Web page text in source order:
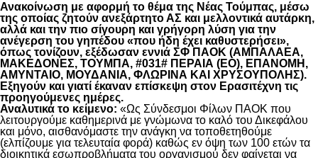
Ανακοίνωση με αφορμή το θέμα της Νέας Τούμπας, μέσω
της οποίας ζητούν ανεξάρτητο ΑΣ και μελλοντικά αυτάρκη,
αλλά και την πιο σίγουρη και γρήγορη λύση για την
ανέγερση του γηπέδου «που ήδη έχει καθυστερήσει»,
όπως τονίζουν, εξέδωσαν εννιά ΣΦ ΠΑΟΚ (ΑΜΠΑΛΑΕΑ,
ΜΑΚΕΔΟΝΕΣ, ΤΟΥΜΠΑ, #031# ΠΕΡΑΙΑ (ΕΟ), ΕΠΑΝΟΜΗ,
ΑΜΥΝΤΑΙΟ, ΜΟΥΔΑΝΙΑ, ΦΛΩΡΙΝΑ ΚΑΙ ΧΡΥΣΟΥΠΟΛΗΣ).
Εξηγούν και γιατί έκαναν επίσκεψη στον Ερασιτέχνη τις
προηγούμενες ημέρες.
Αναλυτικά το κείμενο: «Ως Σύνδεσμοι Φίλων ΠΑΟΚ που
λειτουργούμε καθημερινά με γνώμωνα το καλό του Δικεφάλου
και μόνο, αισθανόμαστε την ανάγκη να τοποθετηθούμε
(ελπίζουμε για τελευταία φορά) καθώς εν όψη των 100 ετών τα
διοικητικά εσωπροβλήματα του οργανισμού δεν φαίνεται να